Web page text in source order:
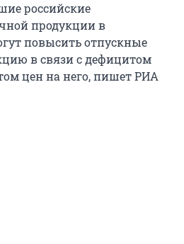
российские
продукции в
повысить отпускные
в связи с дефицитом
цен на него, пишет РИА